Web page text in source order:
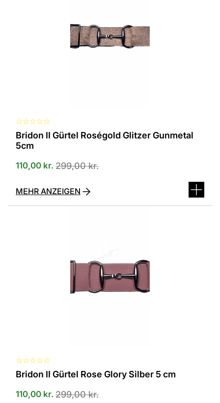
☆☆☆☆☆
Bridon II Gürtel Roségold Glitzer Gunmetal
5cm
299,00kr.
110,00 kr.
MEHR ANZEIGEN
☆☆☆☆☆
Bridon II Gürtel Rose Glory Silber 5 cm
299,00kr.
110,00 kr.